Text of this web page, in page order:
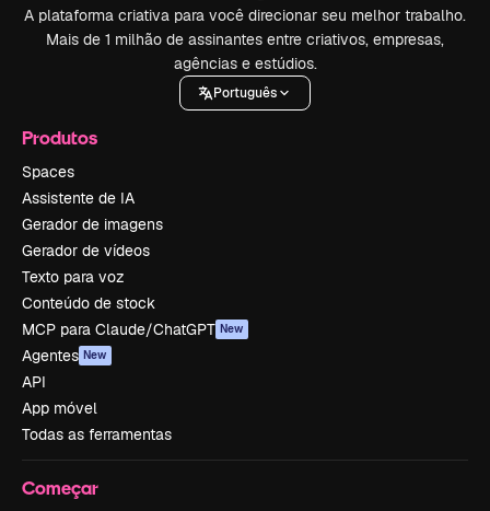
A plataforma criativa para você direcionar seu melhor trabalho.
Mais de 1 milhão de assinantes entre criativos, empresas,
agências e estúdios.
Português
Produtos
Spaces
Assistente de IA
Gerador de imagens
Gerador de vídeos
Texto para voz
Conteúdo de stock
MCP para Claude/ChatGPT New
Agentes New
API
App móvel
Todas as ferramentas
Começar